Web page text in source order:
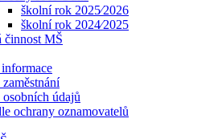
školní rok 2025⁄2026
školní rok 2024⁄2025
činnost MŠ
osobních údajů
ochrany oznamovatelů